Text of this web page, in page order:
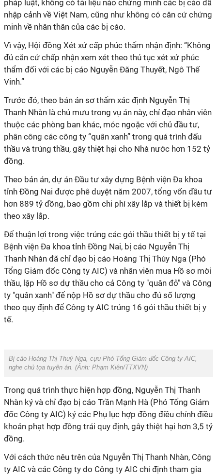
pháp luật, không có tài liệu nào chứng minh các bị cáo đã
nhập cảnh về Việt Nam, cũng như không có căn cứ chứng
minh về nhân thân của các bị cáo.
Vì vậy, Hội đồng Xét xử cấp phúc thẩm nhận định: “Không
đủ căn cứ chấp nhận xem xét theo thủ tục xét xử phúc
thẩm đối với các bị cáo Nguyễn Đăng Thuyết, Ngô Thế
Vinh.”
Trước đó, theo bản án sơ thẩm xác định Nguyễn Thị
Thanh Nhàn là chủ mưu trong vụ án này, chỉ đạo nhân viên
thuộc các phòng ban khác, móc ngoặc với chủ đầu tư,
phân công các công ty “quân xanh” trong quá trình đấu
thầu và trúng thầu, gây thiệt hại cho Nhà nước hơn 152 tỷ
đồng.
Theo bản án, dự án Đầu tư xây dựng Bệnh viện Đa khoa
tỉnh Đồng Nai được phê duyệt năm 2007, tổng vốn đầu tư
hơn 889 tỷ đồng, bao gồm chi phí xây lắp và thiết bị kèm
theo xây lắp.
Để thuận lợi trong việc trúng các gói thầu thiết bị y tế tại
Bệnh viện Đa khoa tỉnh Đồng Nai, bị cáo Nguyễn Thị
Thanh Nhàn đã chỉ đạo bị cáo Hoàng Thị Thúy Nga (Phó
Tổng Giám đốc Công ty AIC) và nhân viên mua Hồ sơ mời
thầu, lập Hồ sơ dự thầu cho cả Công ty "quân đỏ" và Công
ty "quân xanh" để nộp Hồ sơ dự thầu cho đủ số lượng
theo quy định để Công ty AIC trúng 16 gói thầu thiết bị y
tế.
Bị cáo Hoàng Thị Thuý Nga, cựu Phó Tổng Giám đốc Công ty AIC,
nghe chủ tọa tuyên án. (Ảnh: Phạm Kiên/TTXVN)
Trong quá trình thực hiện hợp đồng, Nguyễn Thị Thanh
Nhàn ký và chỉ đạo bị cáo Trần Mạnh Hà (Phó Tổng Giám
đốc Công ty AIC) ký các Phụ lục hợp đồng điều chỉnh điều
khoản phạt hợp đồng trái quy định, gây thiệt hại hơn 3,5 tỷ
đồng.
Với cách thức nêu trên của Nguyễn Thị Thanh Nhàn, Công
ty AIC và các Công ty do Công ty AIC chỉ định tham gia